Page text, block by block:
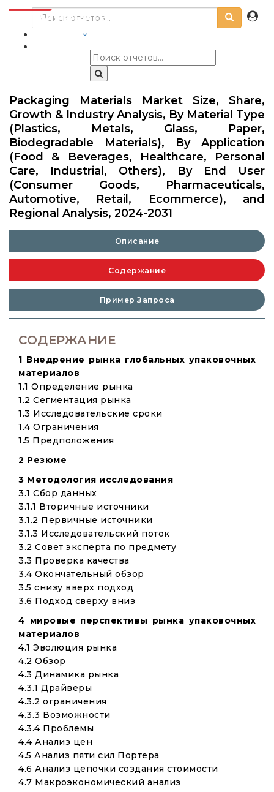
Packaging Materials Market Size, Share,
Growth & Industry Analysis, By Material Type
(Plastics, Metals, Glass, Paper,
Biodegradable Materials), By Application
(Food & Beverages, Healthcare, Personal
Care, Industrial, Others), By End User
(Consumer Goods, Pharmaceuticals,
Automotive, Retail, Ecommerce), and
Regional Analysis, 2024-2031
Описание
Содержание
Пример Запроса
СОДЕРЖАНИЕ
1 Внедрение рынка глобальных упаковочных
материалов
1.1 Определение рынка
1.2 Сегментация рынка
1.3 Исследовательские сроки
1.4 Ограничения
1.5 Предположения
2 Резюме
3 Методология исследования
3.1 Сбор данных
3.1.1 Вторичные источники
3.1.2 Первичные источники
3.1.3 Исследовательский поток
3.2 Совет эксперта по предмету
3.3 Проверка качества
3.4 Окончательный обзор
3.5 снизу вверх подход
3.6 Подход сверху вниз
4 мировые перспективы рынка упаковочных
материалов
4.1 Эволюция рынка
4.2 Обзор
4.3 Динамика рынка
4.3.1 Драйверы
4.3.2 ограничения
4.3.3 Возможности
4.3.4 Проблемы
4.4 Анализ цен
4.5 Анализ пяти сил Портера
4.6 Анализ цепочки создания стоимости
4.7 Макроэкономический анализ